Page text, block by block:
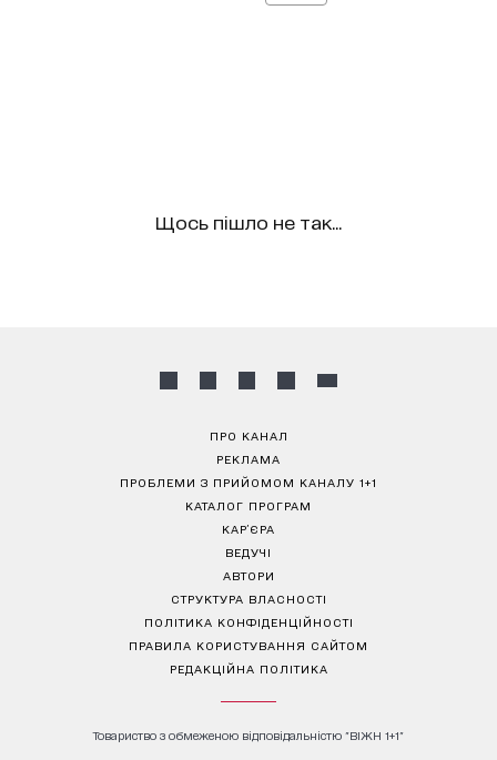
Щось пішло не так...
ПРО КАНАЛ
РЕКЛАМА
ПРОБЛЕМИ З ПРИЙОМОМ КАНАЛУ 1+1
КАТАЛОГ ПРОГРАМ
КАР’ЄРА
ВЕДУЧІ
АВТОРИ
СТРУКТУРА ВЛАСНОСТІ
ПОЛІТИКА КОНФІДЕНЦІЙНОСТІ
ПРАВИЛА КОРИСТУВАННЯ САЙТОМ
РЕДАКЦІЙНА ПОЛІТИКА
Товариство з обмеженою відповідальністю "ВІЖН 1+1"